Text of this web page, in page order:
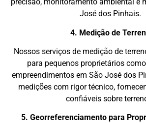
José dos Pinhais.
4. Medição de
Nossos serviços de medição de
para pequenos proprietários
empreendimentos em São José dos
medições com rigor técnico,
confiáveis sobre
5. Georreferenciamento para